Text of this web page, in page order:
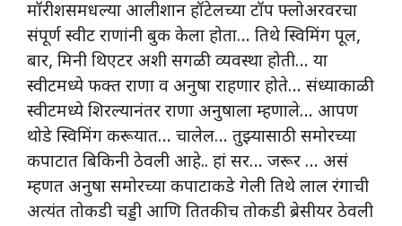
मॉरीशसमधल्या आलीशान हॉटेलच्या टॉप फ्लोअरवरचा
संपूर्ण स्वीट राणांनी बुक केला होता… तिथे स्विमिंग पूल,
बार, मिनी थिएटर अशी सगळी व्यवस्था होती… या
स्वीटमध्ये फक्त राणा व अनुषा राहणार होते… संध्याकाळी
स्वीटमध्ये शिरल्यानंतर राणा अनुषाला म्हणाले… आपण
थोडे स्विमिंग करूयात… चालेल… तुझ्यासाठी समोरच्या
कपाटात बिकिनी ठेवली आहे.. हां सर… जरूर … असं
म्हणत अनुषा समोरच्या कपाटाकडे गेली तिथे लाल रंगाची
अत्यंत तोकडी चड्डी आणि तितकीच तोकडी ब्रेसीयर ठेवली